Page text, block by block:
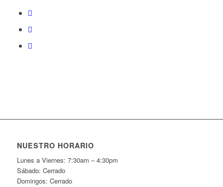
NUESTRO HORARIO
Lunes a Viernes: 7:30am – 4:30pm
Sábado: Cerrado
Domingos: Cerrado